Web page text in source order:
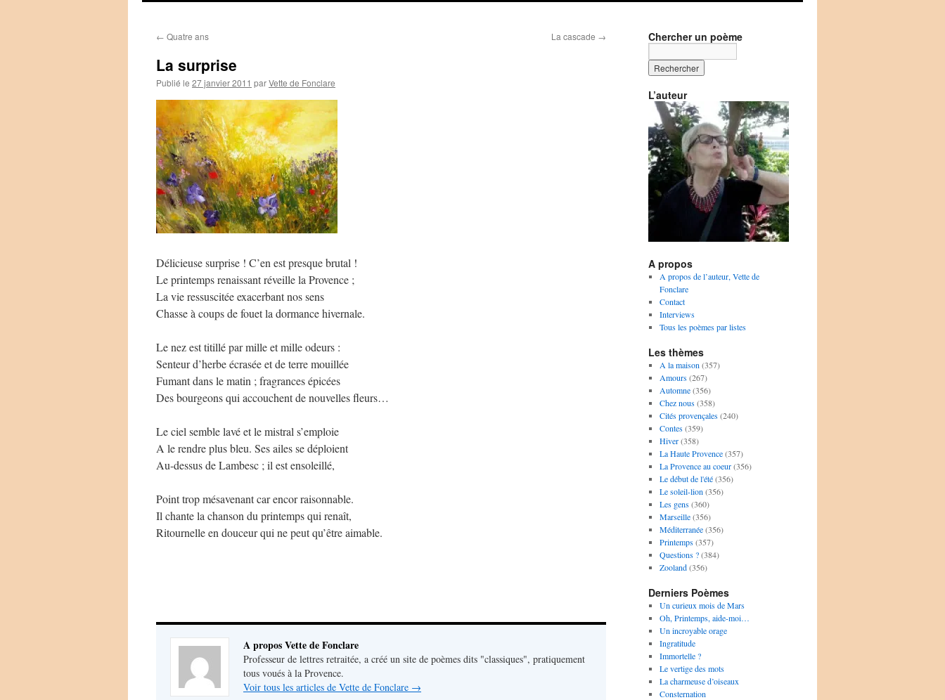
← Quatre ans La cascade →
La surprise
Publié le 27 janvier 2011 parVette de Fonclare
Délicieuse surprise ! C’en est presque brutal !
Le printemps renaissant réveille la Provence ;
La vie ressuscitée exacerbant nos sens
Chasse à coups de fouet la dormance hivernale.
Le nez est titillé par mille et mille odeurs :
Senteur d’herbe écrasée et de terre mouillée
Fumant dans le matin ; fragrances épicées
Des bourgeons qui accouchent de nouvelles fleurs…
Le ciel semble lavé et le mistral s’emploie
A le rendre plus bleu. Ses ailes se déploient
Au-dessus de Lambesc ; il est ensoleillé,
Point trop mésavenant car encor raisonnable.
Il chante la chanson du printemps qui renaît,
Ritournelle en douceur qui ne peut qu’être aimable.
A propos Vette de Fonclare
Professeur de lettres retraitée, a créé un site de poèmes dits "classiques", pratiquement
tous voués à la Provence.
Voir tous les articles de Vette de Fonclare →
Chercher un poème
L’auteur
A propos
A propos de l’auteur, Vette de
Fonclare
Contact
Interviews
Tous les poèmes par listes
Les thèmes
A la maison (357)
Amours(267)
Automne(356)
Chez nous(358)
Cités provençales(240)
Contes(359)
Hiver(358)
La Haute Provence(357)
La Provence au coeur(356)
Le début de l'été(356)
Le soleil-lion (356)
Les gens(360)
Marseille(356)
Méditerranée(356)
Printemps(357)
Questions ?(384)
Zooland(356)
Derniers Poèmes
Un curieux mois de Mars
Oh, Printemps, aide-moi…
Un incroyable orage
Ingratitude
Immortelle ?
Le vertige des mots
La charmeuse d’oiseaux
Consternation